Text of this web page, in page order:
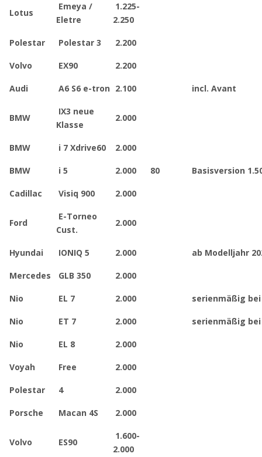
Lotus
Emeya /
Eletre
1.225-
2.250
Polestar Polestar 3 2.200
Volvo EX90 2.200
Audi A6 S6 e-tron 2.100 incl. Avant
BMW
IX3 neue
Klasse
2.000
BMW i 7 Xdrive60 2.000
BMW i 5 2.000 80 Basisversion
Cadillac Visiq 900 2.000
Ford
E-Torneo
Cust.
2.000
Hyundai IONIQ 5 2.000 ab Modelljahr
Mercedes GLB 350 2.000
Nio EL 7 2.000 serienmäßig
Nio ET 7 2.000 serienmäßig
Nio EL 8 2.000
Voyah Free 2.000
Polestar 4 2.000
Porsche Macan 4S 2.000
Volvo ES90
1.600-
2.000